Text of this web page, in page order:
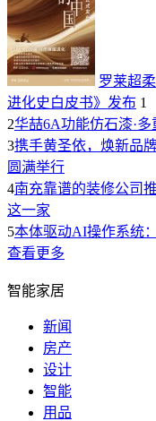
罗莱超
进化史白皮书》发布 1
2华喆6A功能仿石漆·多
3携手黄圣依，焕新品
圆满举行
4南充靠谱的装修公司
这一家
5本体驱动AI操作系统
查看更多
智能家居
新闻
房产
设计
智能
用品